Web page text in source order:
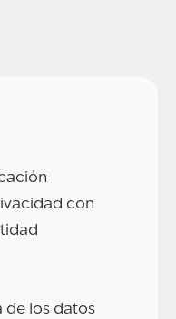
con
de los datos